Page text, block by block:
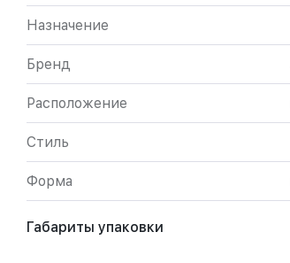
Назначение
Бренд
Расположение
Стиль
Форма
Габариты упаковки